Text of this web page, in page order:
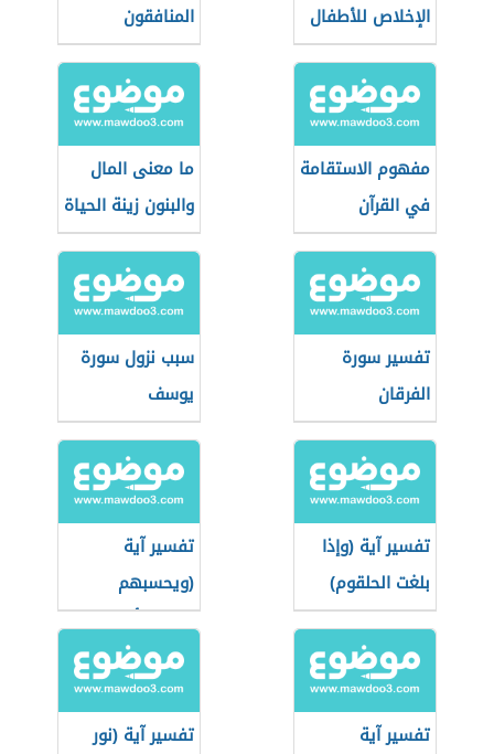
الإخلاص للأطفال
المنافقون
مفهوم الاستقامة
في القرآن
ما معنى المال
والبنون زينة الحياة
الدنيا
تفسير سورة
الفرقان
سبب نزول سورة
يوسف
تفسير آية (وإذا
بلغت الحلقوم)
تفسير آية
(ويحسبهم
الجاهل أغنياء من
التعفف)
تفسير آية
تفسير آية (نور